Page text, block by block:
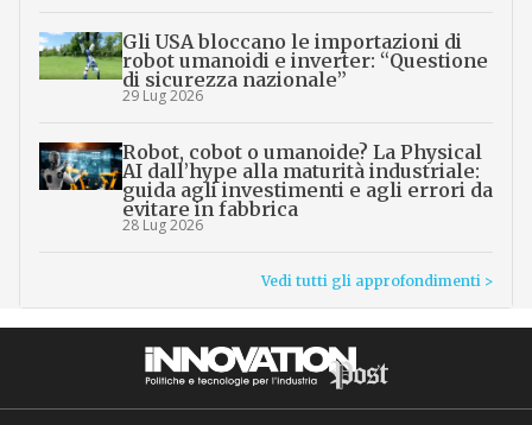
Gli USA bloccano le importazioni di
robot umanoidi e inverter: “Questione
di sicurezza nazionale”
29 Lug 2026
Robot, cobot o umanoide? La Physical
AI dall’hype alla maturità industriale:
guida agli investimenti e agli errori da
evitare in fabbrica
28 Lug 2026
Vedi tutti gli approfondimenti >